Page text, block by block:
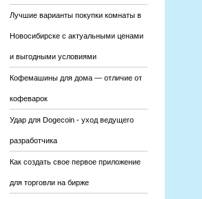
Лучшие варианты покупки комнаты в
Новосибирске с актуальными ценами
и выгодными условиями
Кофемашины для дома — отличие от
кофеварок
Удар для Dogecoin - уход ведущего
разработчика
Как создать свое первое приложение
для торговли на бирже